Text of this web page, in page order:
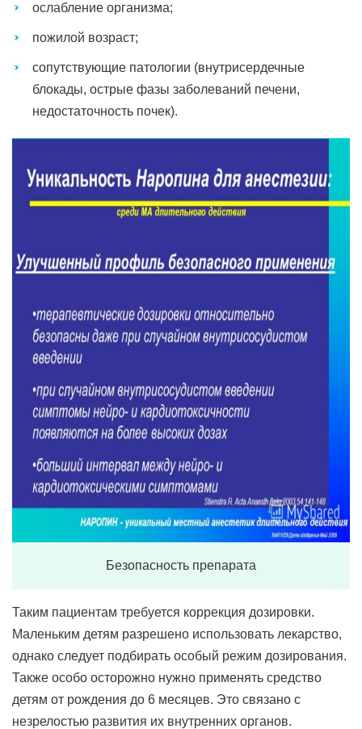
ослабление организма;
пожилой возраст;
сопутствующие патологии (внутрисердечные
блокады, острые фазы заболеваний печени,
недостаточность почек).
Безопасность препарата
Таким пациентам требуется коррекция дозировки.
Маленьким детям разрешено использовать лекарство,
однако следует подбирать особый режим дозирования.
Также особо осторожно нужно применять средство
детям от рождения до 6 месяцев. Это связано с
незрелостью развития их внутренних органов.